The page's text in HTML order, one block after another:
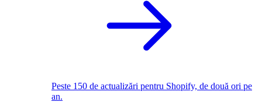
Peste 150 de actualizări pentru Shopify, de două ori pe
an.